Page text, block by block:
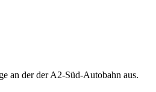
an der der A2-Süd-Autobahn aus.